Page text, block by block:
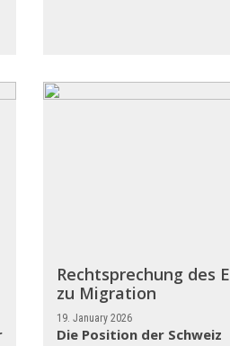
Rechtsprechung des
zu Migration
19. January 2026
Die Position der Schweiz